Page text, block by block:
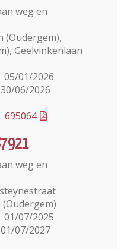
weg en
(Oudergem),
Geelvinkenlaan
05/01/2026
30/06/2026
695064
weg en
01/07/2025
01/07/2027